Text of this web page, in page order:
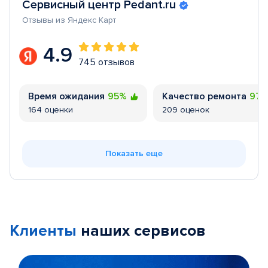
Сервисный центр Pedant.ru
Отзывы из Яндекс Карт
4.9 745 отзывов
Время ожидания 95%
164 оценки
Качество ремонта
209 оценок
Показать еще
Клиенты наших сервисов